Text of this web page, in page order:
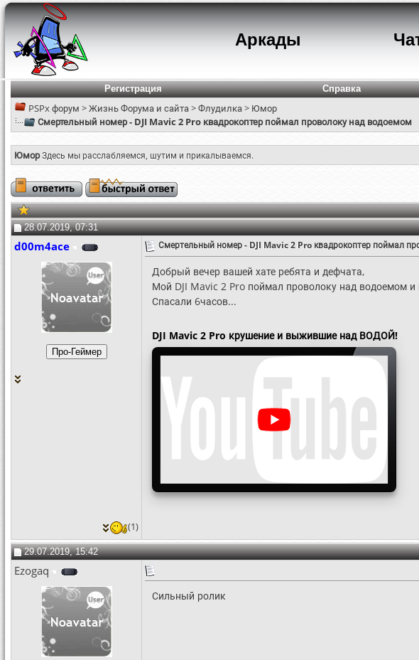
Аркады
Регистрация Справка
PSPx форум >Жизнь Форума и сайта>Флудилка> Юмор
Смертельный номер - DJI Mavic 2 Pro квадрокоптер поймал проволоку над водоемом
ЮморЗдесь мы расслабляемся, шутим и прикалываемся.
28.07.2019, 07:31
d00m4ace Смертельный номер - DJI Mavic 2 Pro квадрокоптер поймал
Добрый вечер вашей хате ребята и дефчата,
Мой DJI Mavic 2 Pro поймал проволоку над водоемом
Спасали 6часов...
DJI Mavic 2 Pro крушение и выжившие над ВОДОЙ!
(1)
29.07.2019, 15:42
Ezogaq
Сильный ролик